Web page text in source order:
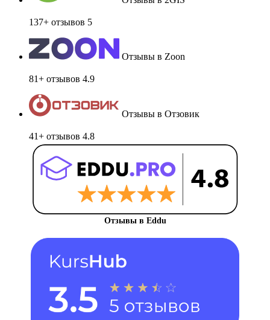
137+ отзывов 5
Отзывы в Zoon
81+ отзывов 4.9
Отзывы в Отзовик
41+ отзывов 4.8
Отзывы в Eddu